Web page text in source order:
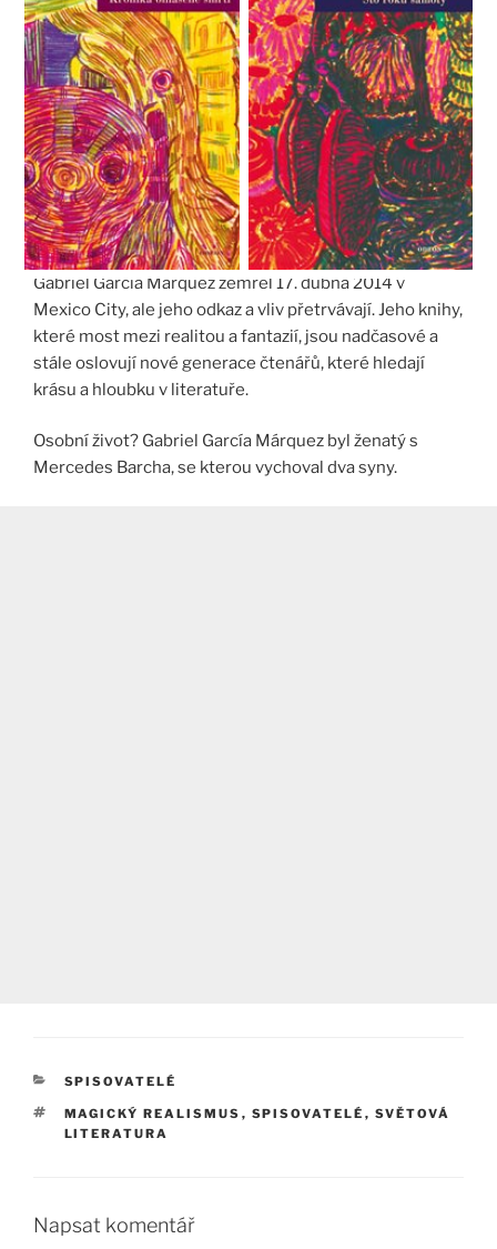
Gabriel García Márquez zemřel 17. dubna 2014 v
Mexico City, ale jeho odkaz a vliv přetrvávají. Jeho knihy,
které most mezi realitou a fantazií, jsou nadčasové a
stále oslovují nové generace čtenářů, které hledají
krásu a hloubku v literatuře.
Osobní život? Gabriel García Márquez byl ženatý s
Mercedes Barcha, se kterou vychoval dva syny.
RUBRIKY
SPISOVATELÉ
ŠTÍTKY
MAGICKÝ REALISMUS , SPISOVATELÉ , SVĚTOVÁ
LITERATURA
Napsat komentář